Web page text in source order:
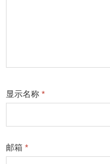
显示名称 *
邮箱 *